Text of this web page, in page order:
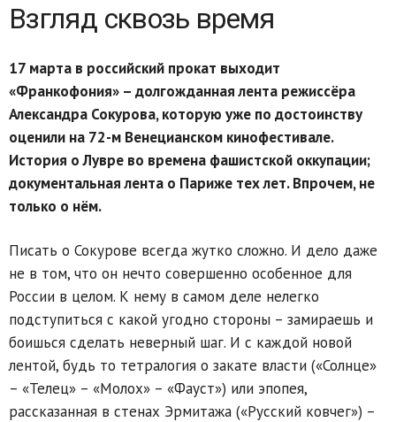
Взгляд сквозь время
17 марта в российский прокат выходит
«Франкофония» – долгожданная лента режиссёра
Александра Сокурова, которую уже по достоинству
оценили на 72-м Венецианском кинофестивале.
История о Лувре во времена фашистской оккупации;
документальная лента о Париже тех лет. Впрочем, не
только о нём.
Писать о Сокурове всегда жутко сложно. И дело даже
не в том, что он нечто совершенно особенное для
России в целом. К нему в самом деле нелегко
подступиться с какой угодно стороны – замираешь и
боишься сделать неверный шаг. И с каждой новой
лентой, будь то тетралогия о закате власти («Солнце»
– «Телец» – «Молох» – «Фауст») или эпопея,
рассказанная в стенах Эрмитажа («Русский ковчег») –